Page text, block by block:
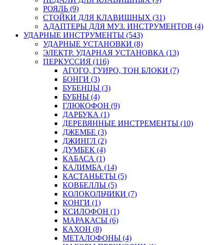
РОЯЛЬ (9)
СТОЙКИ ДЛЯ КЛАВИШНЫХ (31)
АДАПТЕРЫ ДЛЯ МУЗ. ИНСТРУМЕНТОВ (4)
УДАРНЫЕ ИНСТРУМЕНТЫ (543)
УДАРНЫЕ УСТАНОВКИ (8)
ЭЛЕКТР. УДАРНАЯ УСТАНОВКА (13)
ПЕРКУССИЯ (116)
АГОГО, ГУИРО, ТОН БЛОКИ (7)
БОНГИ (3)
БУБЕНЦЫ (3)
БУБНЫ (4)
ГЛЮКОФОН (9)
ДАРБУКА (1)
ДЕРЕВЯННЫЕ ИНСТРЕМЕНТЫ (10)
ДЖЕМБЕ (3)
ДЖИНГЛ (2)
ДУМБЕК (4)
КАБАСА (1)
КАЛИМБА (14)
КАСТАНЬЕТЫ (5)
КОВБЕЛЛЫ (5)
КОЛОКОЛЬЧИКИ (7)
КОНГИ (1)
КСИЛОФОН (1)
МАРАКАСЫ (6)
КАХОН (8)
МЕТАЛОФОНЫ (4)